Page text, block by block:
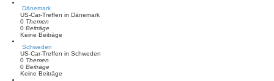
Dänemark
US-Car-Treffen in Dänemark
0 Themen
0 Beiträge
Keine Beiträge
Schweden
US-Car-Treffen in Schweden
0 Themen
0 Beiträge
Keine Beiträge